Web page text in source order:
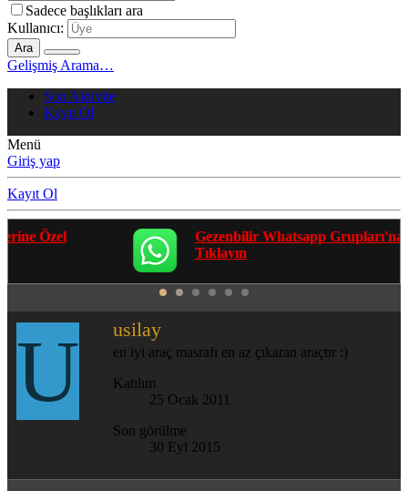
Sadece başlıkları ara
Kullanıcı:
Ara
Gelişmiş Arama…
Son Aktivite
Kayıt Ol
Menü
Giriş yap
Kayıt Ol
Gezenbilir Whatsapp Grupları'na Katılmak İçin
U usilay
en iyi araç masrafı en az çıkaran araçtır :)
Katılım
25 Ocak 2011
Son görülme
30 Eyl 2015